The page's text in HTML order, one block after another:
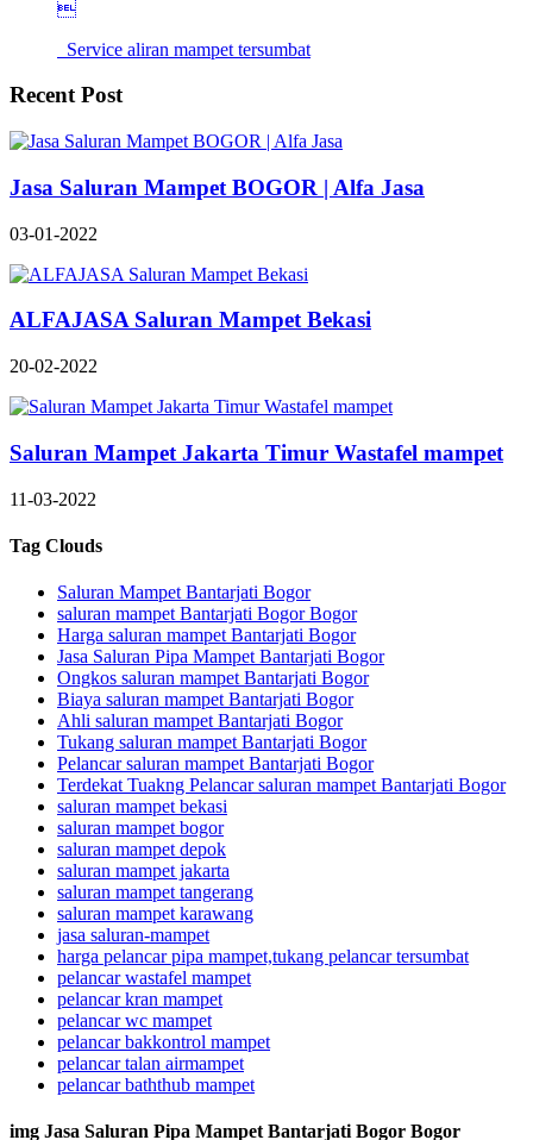

Service aliran mampet tersumbat
Recent Post
Jasa Saluran Mampet BOGOR | Alfa Jasa
03-01-2022
ALFAJASA Saluran Mampet Bekasi
20-02-2022
Saluran Mampet Jakarta Timur Wastafel mampet
11-03-2022
Tag Clouds
Saluran Mampet Bantarjati Bogor
saluran mampet Bantarjati Bogor Bogor
Harga saluran mampet Bantarjati Bogor
Jasa Saluran Pipa Mampet Bantarjati Bogor
Ongkos saluran mampet Bantarjati Bogor
Biaya saluran mampet Bantarjati Bogor
Ahli saluran mampet Bantarjati Bogor
Tukang saluran mampet Bantarjati Bogor
Pelancar saluran mampet Bantarjati Bogor
Terdekat Tuakng Pelancar saluran mampet Bantarjati Bogor
saluran mampet bekasi
saluran mampet bogor
saluran mampet depok
saluran mampet jakarta
saluran mampet tangerang
saluran mampet karawang
jasa saluran-mampet
harga pelancar pipa mampet,tukang pelancar tersumbat
pelancar wastafel mampet
pelancar kran mampet
pelancar wc mampet
pelancar bakkontrol mampet
pelancar talan airmampet
pelancar baththub mampet
img Jasa Saluran Pipa Mampet Bantarjati Bogor Bogor